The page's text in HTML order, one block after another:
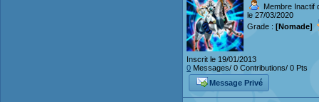
Membre Inactif
le 27/03/2020
Grade : [Nomade]
Inscrit le 19/01/2013
0 Messages/ 0 Contributions/ 0 Pts
Message Privé